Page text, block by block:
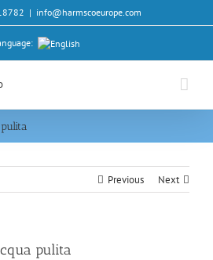
| info@harmscoeurope.com
Previous Next
pulita